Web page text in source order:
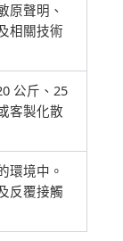
原聲明、
相關技術
公斤、25
客製化散
環境中。
反覆接觸